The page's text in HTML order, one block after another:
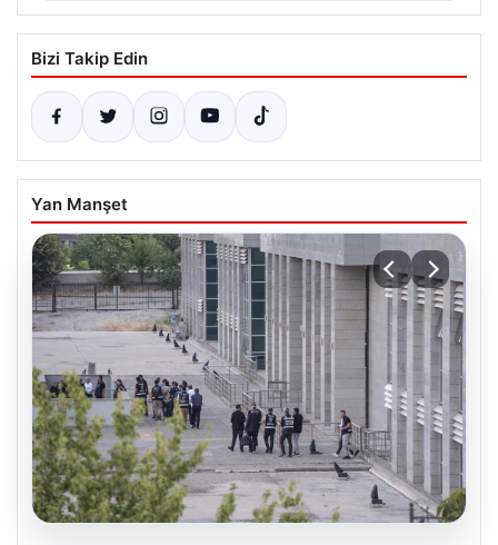
Bizi Takip Edin
Yan Manşet